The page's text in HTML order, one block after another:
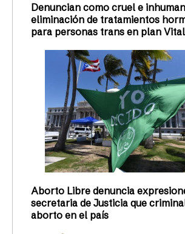
Denuncian como cruel e
eliminación de tratamientos
para personas trans en plan Vital
Aborto Libre denuncia
secretaria de Justicia que
aborto en el país